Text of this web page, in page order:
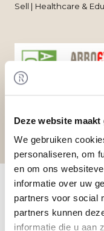
Deze website
We gebruiken
personaliseren, om
en om ons
informatie over uw
partners voor social
partners kunnen
informatie die u aan
Sell | Healthcare &
Home/
Company
Groep B.V.
Transaction